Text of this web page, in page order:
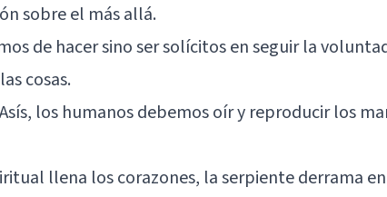
sobre el más allá.
de hacer sino ser solícitos en seguir la
cosas.
los humanos debemos oír y reproducir los
llena los corazones, la serpiente derrama